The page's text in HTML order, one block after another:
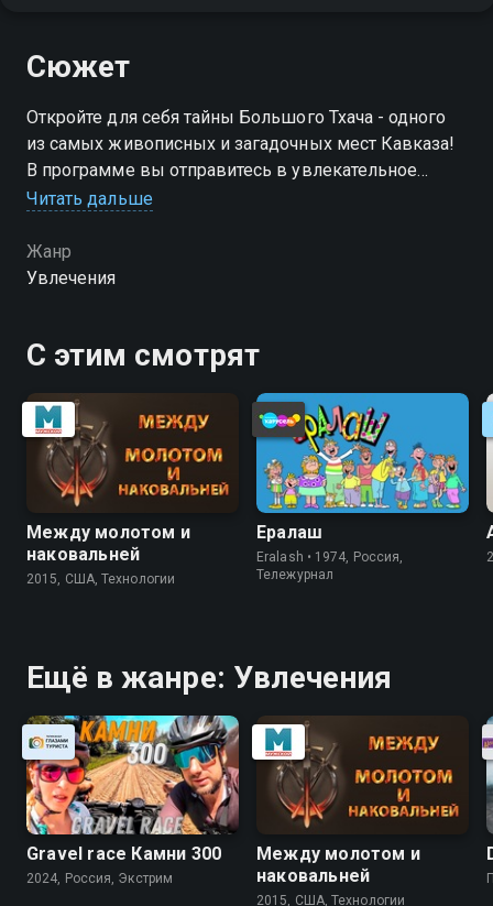
Сюжет
Откройте для себя тайны Большого Тхача - одного
из самых живописных и загадочных мест Кавказа!
В программе вы отправитесь в увлекательное
путешествие по горам, лесам и долинам
Читать дальше
Жанр
Увлечения
С этим смотрят
Между молотом и
наковальней
2015, США, Технологии
Ералаш
Eralash • 1974, Россия,
Тележурнал
Ещё в жанре: Увлечения
Gravel race Камни 300
2024, Россия, Экстрим
Между молотом и
наковальней
2015, США, Технологии